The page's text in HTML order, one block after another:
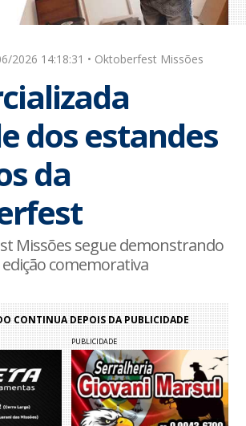
2026 14:18:31 • Oktoberfest Missões
dos estandes
da
Missões segue demonstrando
comemorativa
CONTINUA DEPOIS DA PUBLICIDADE
PUBLICIDADE